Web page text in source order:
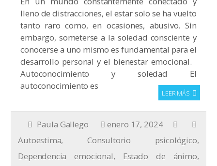
lleno de distracciones, el estar solo se ha vuelto
tanto raro como, en ocasiones, abusivo. Sin
embargo, someterse a la soledad consciente y
conocerse a uno mismo es fundamental para el
desarrollo personal y el bienestar emocional.
Autoconocimiento y soledad El
autoconocimiento es
LEER MÁS
Paula Gallego
enero 17, 2024
Autoestima,Consultorio psicológico,
Dependencia emocional, Estado de ánimo,